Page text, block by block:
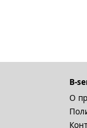
B-
О